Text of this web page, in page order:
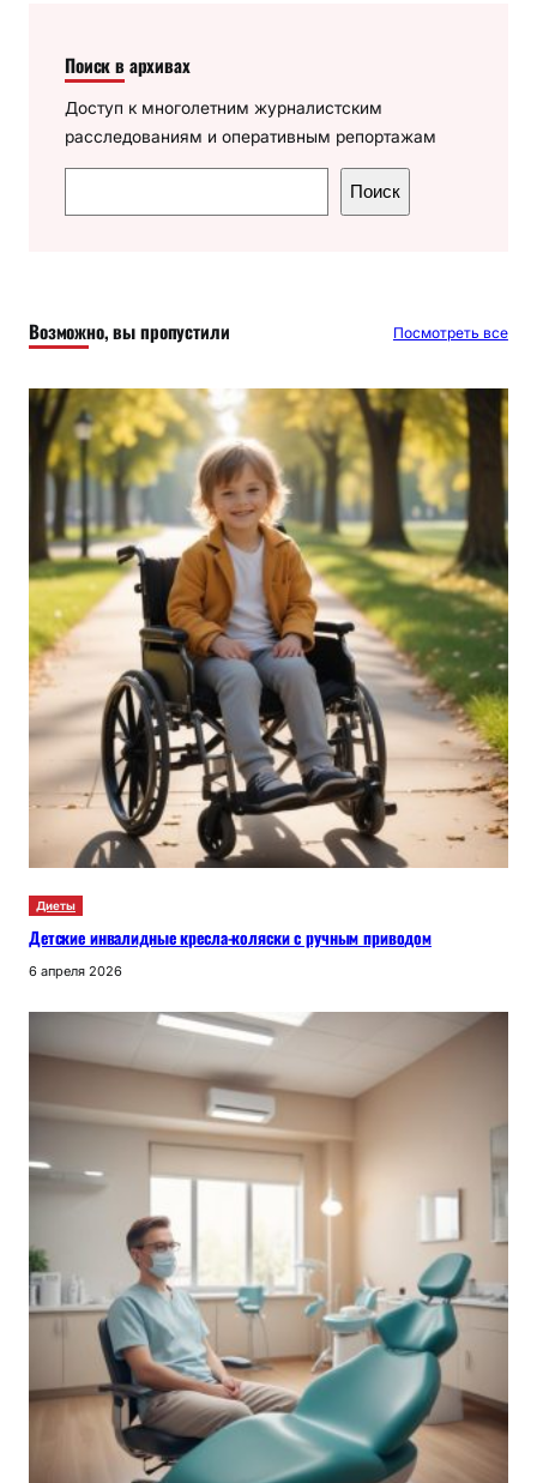
Поиск в архивах
Доступ к многолетним журналистским
расследованиям и оперативным репортажам
о
Поиск
Возможно, вы пропустили Посмотреть все
Диеты
Детские инвалидные кресла-коляски с ручным приводом
6 апреля 2026